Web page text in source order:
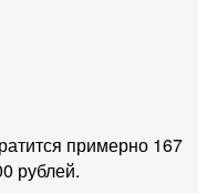
примерно 167
рублей.